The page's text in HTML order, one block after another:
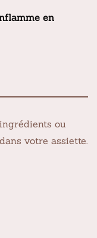
en
ou
votre assiette.